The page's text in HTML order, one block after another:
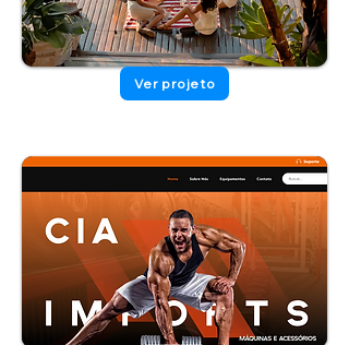
Ver projeto